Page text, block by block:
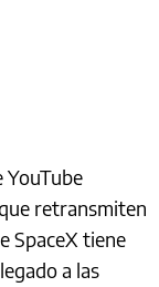
YouTube
retransmiten
SpaceX tiene
a las